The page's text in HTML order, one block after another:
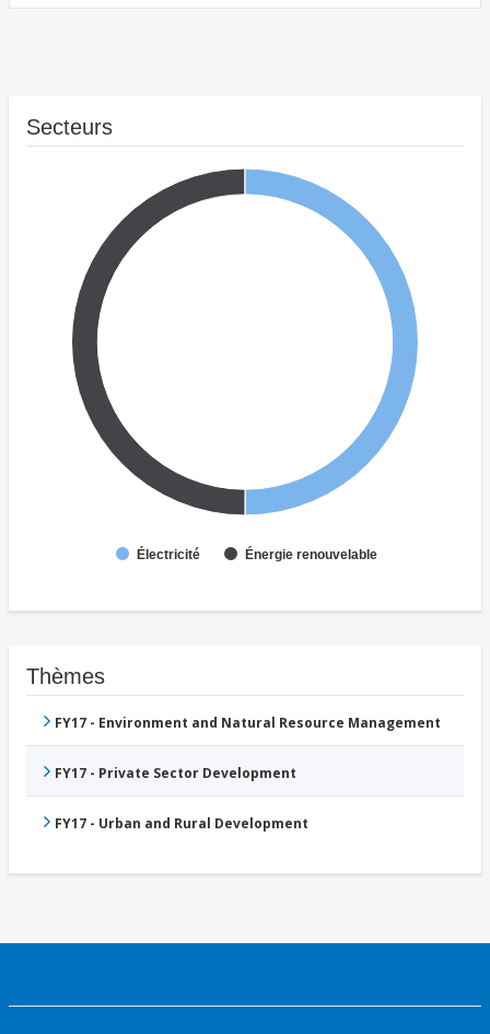
Secteurs
Électricité Énergie renouvelable
Thèmes
FY17 - Environment and Natural Resource Management
FY17 - Private Sector Development
FY17 - Urban and Rural Development